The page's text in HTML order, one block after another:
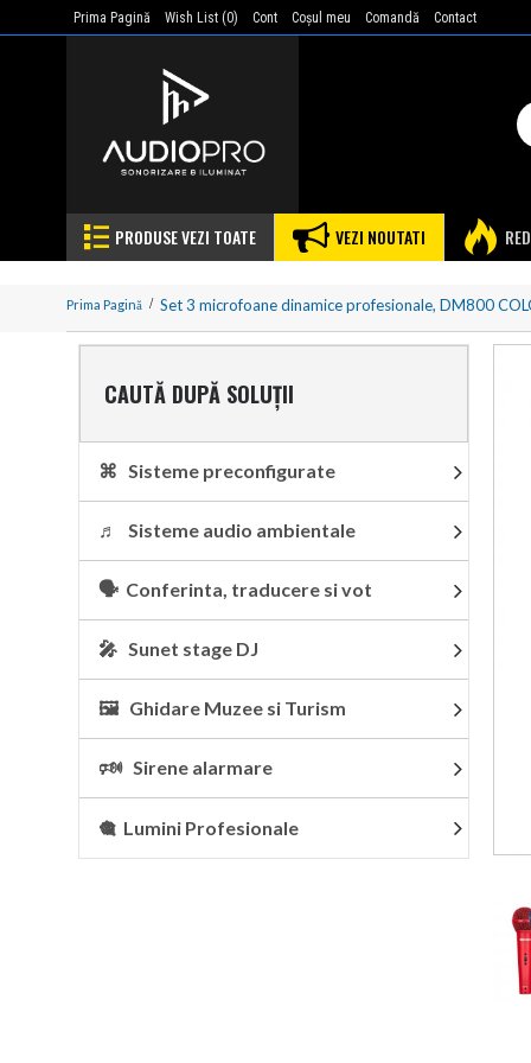
Prima Pagină Wish List (0) Cont Coşul meu Comandă Contact
PRODUSE VEZI TOATE VEZI NOUTATI
Prima Pagină Set 3 microfoane dinamice profesionale, DM800
CAUTĂ DUPĂ SOLUȚII
⌘ Sisteme preconfigurate
♬ Sisteme audio ambientale
🗣 Conferinta, traducere si vot
🎤 Sunet stage DJ
🖼 Ghidare Muzee si Turism
🕬 Sirene alarmare
🎕 Lumini Profesionale